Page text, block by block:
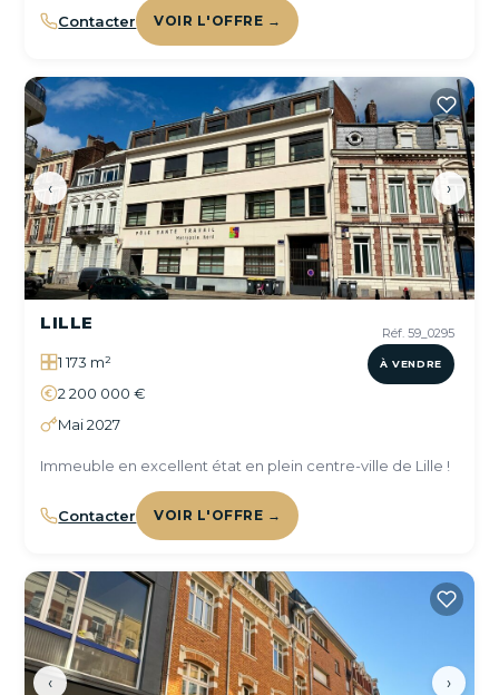
Contacter VOIR L'OFFRE →
‹ ›
Réf. 59_0295
À VENDRE
LILLE
1 173 m²
2 200 000 €
Mai 2027
Immeuble en excellent état en plein centre-ville de Lille !
Contacter VOIR L'OFFRE →
‹ ›